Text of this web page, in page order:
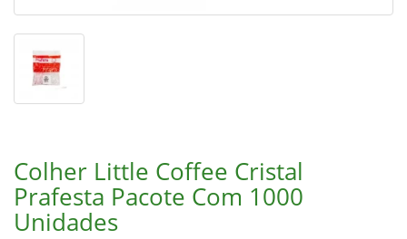
Colher Little Coffee Cristal
Prafesta Pacote Com 1000
Unidades